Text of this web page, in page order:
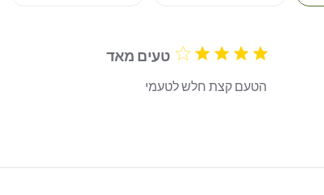
4 star rating טעים מאד
הטעם קצת חלש לטעמי